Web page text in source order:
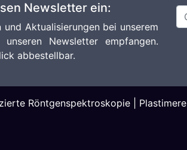
Newsletter ein:
Aktualisierungen bei unserem
Newsletter empfangen.
abbestellbar.
Röntgenspektroskopie Plastimere